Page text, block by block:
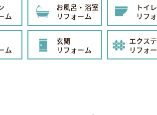
ム
お風呂・浴室
リフォーム
トイレ
リフ
ム
玄関
リフォーム
エクス
リフォ